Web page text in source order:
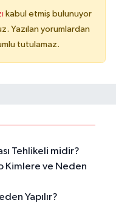
kabul etmiş bulunuyor
Yazılan yorumlardan
tutulamaz.
Tehlikeli midir?
Kimlere ve Neden
Yapılır?